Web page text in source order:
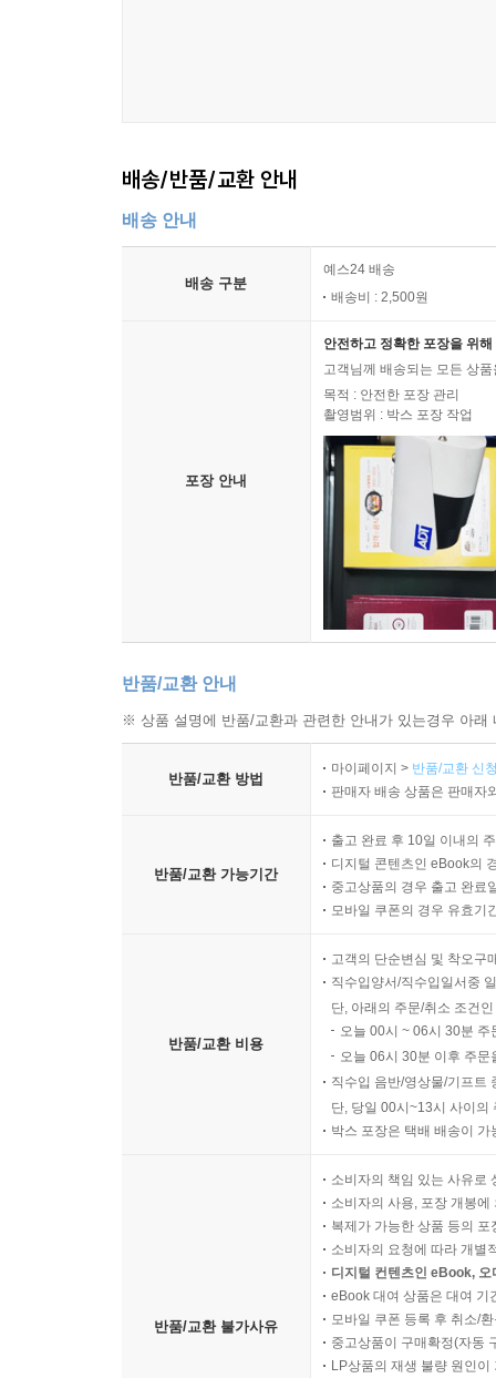
배송/반품/교환 안내
배송 안내
배송 구분
예스24 배송
배송비 : 2,500원
포장 안내
안전하고 정확한 포장을 위
고객님께 배송되는 모든 상
목적 : 안전한 포장 관리
촬영범위 : 박스 포장 작업
반품/교환 안내
※ 상품 설명에 반품/교환과 관련한 안내가 있는경우 아
반품/교환 방법
마이페이지 > 반품/교환 신
판매자 배송 상품은 판매자
반품/교환 가능기간
출고 완료 후 10일 이내의
디지털 콘텐츠인 eBook의
중고상품의 경우 출고 완료
모바일 쿠폰의 경우 유효기
반품/교환 비용
고객의 단순변심 및 착오구
직수입양서/직수입일서중
단, 아래의 주문/취소 조건
오늘 00시 ~ 06시 30분
오늘 06시 30분 이후 주
직수입 음반/영상물/기프트
단, 당일 00시~13시 사이의
박스 포장은 택배 배송이
반품/교환 불가사유
소비자의 책임 있는 사유로
소비자의 사용, 포장 개봉
복제가 가능한 상품 등의
소비자의 요청에 따라 개별
디지털 컨텐츠인 eBook,
eBook 대여 상품은 대여 기
모바일 쿠폰 등록 후 취소/
중고상품이 구매확정(자동
LP상품의 재생 불량 원인